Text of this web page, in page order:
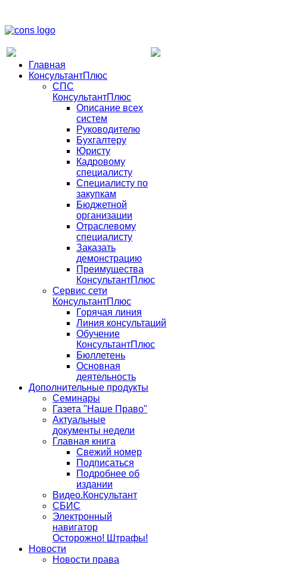
Главная
КонсультантПлюс
СПС
КонсультантПлюс
Описание всех
систем
Руководителю
Бухгалтеру
Юристу
Кадровому
специалисту
Специалисту по
закупкам
Бюджетной
организации
Отраслевому
специалисту
Заказать
демонстрацию
Преимущества
КонсультантПлюс
Сервис сети
КонсультантПлюс
Горячая линия
Линия консультаций
Обучение
КонсультантПлюс
Бюллетень
Основная
деятельность
Дополнительные продукты
Семинары
Газета "Наше Право"
Актуальные
документы недели
Главная книга
Свежий номер
Подписаться
Подробнее об
издании
Видео.Консультант
СБИС
Электронный
навигатор
Осторожно! Штрафы!
Новости
Новости права